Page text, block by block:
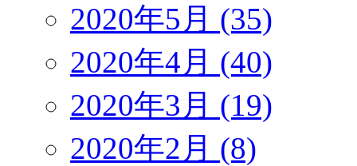
2020年5月 (35)
2020年4月 (40)
2020年3月 (19)
2020年2月 (8)